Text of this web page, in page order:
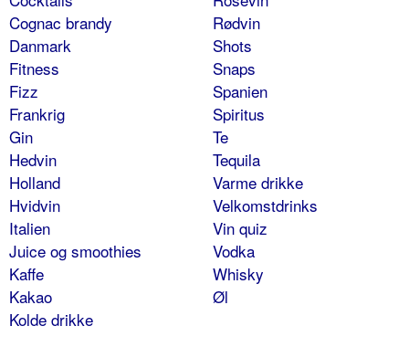
Cognac brandy
Danmark
Fitness
Fizz
Frankrig
Gin
Hedvin
Holland
Hvidvin
Italien
Juice og smoothies
Kaffe
Kakao
Kolde drikke
Rødvin
Shots
Snaps
Spanien
Spiritus
Te
Tequila
Varme drikke
Velkomstdrinks
Vin quiz
Vodka
Whisky
Øl